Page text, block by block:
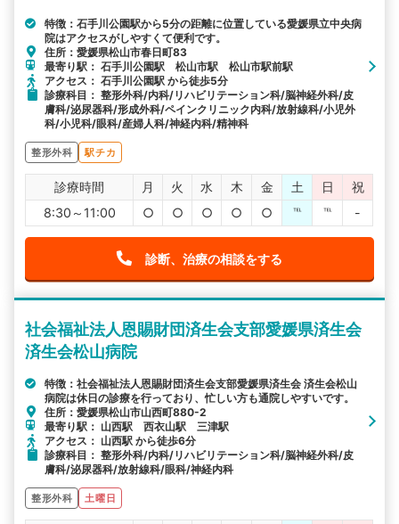
特徴：石手川公園駅から5分の距離に位置している愛媛県立中央病
院はアクセスがしやすくて便利です。
住所：愛媛県松山市春日町83
最寄り駅： 石手川公園駅 松山市駅 松山市駅前駅
アクセス： 石手川公園駅 から徒歩5分
診療科目： 整形外科/内科/リハビリテーション科/脳神経外科/皮
膚科/泌尿器科/形成外科/ペインクリニック内科/放射線科/小児外
科/小児科/眼科/産婦人科/神経内科/精神科
整形外科 駅チカ
診療時間 月 火 水 木 金 土 日
祝
8:30～11:00
○ ○ ○ ○ ○ ℡ ℡ -
診断、治療の相談をする
社会福祉法人恩賜財団済生会支部愛媛県済生会
済生会松山病院
特徴：社会福祉法人恩賜財団済生会支部愛媛県済生会 済生会松山
病院は休日の診療を行っており、忙しい方も通院しやすいです。
住所：愛媛県松山市山西町880-2
最寄り駅： 山西駅 西衣山駅 三津駅
アクセス： 山西駅 から徒歩6分
診療科目： 整形外科/内科/リハビリテーション科/脳神経外科/皮
膚科/泌尿器科/放射線科/眼科/神経内科
整形外科 土曜日